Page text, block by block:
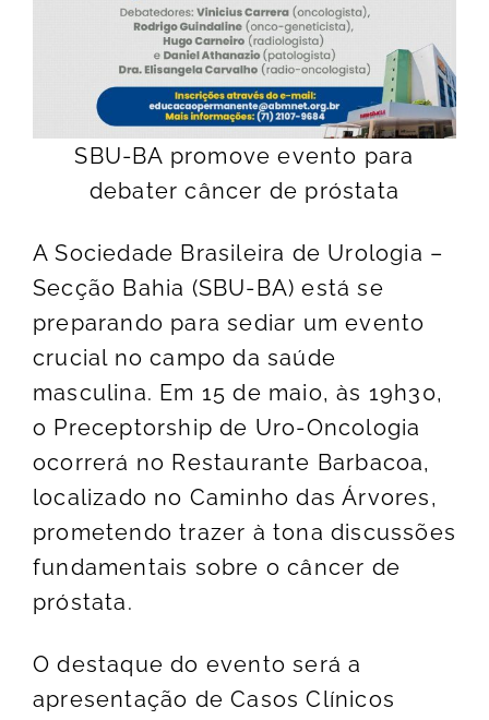
SBU-BA promove evento para
debater câncer de próstata
A Sociedade Brasileira de Urologia –
Secção Bahia (SBU-BA) está se
preparando para sediar um evento
crucial no campo da saúde
masculina. Em 15 de maio, às 19h30,
o Preceptorship de Uro-Oncologia
ocorrerá no Restaurante Barbacoa,
localizado no Caminho das Árvores,
prometendo trazer à tona discussões
fundamentais sobre o câncer de
próstata.
O destaque do evento será a
apresentação de Casos Clínicos